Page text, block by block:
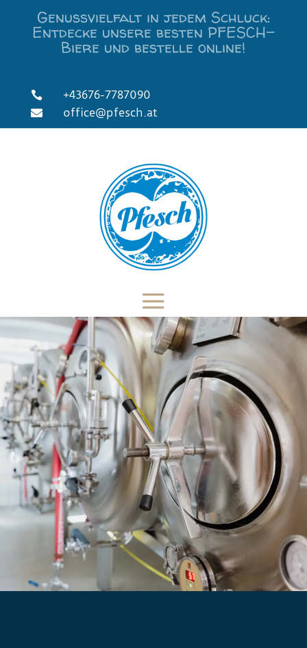
Genussvielfalt in jedem Schluck:
Entdecke unsere besten PFESCH-
Biere und bestelle online!
 +43676-7787090
 office@pfesch.at